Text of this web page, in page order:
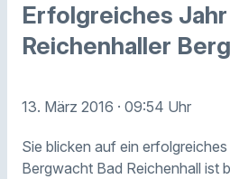
Erfolgreiches
Reichenhaller
13. März 2016 · 09:54 Uhr
Sie blicken auf ein
Bergwacht Bad Reichenhall ist